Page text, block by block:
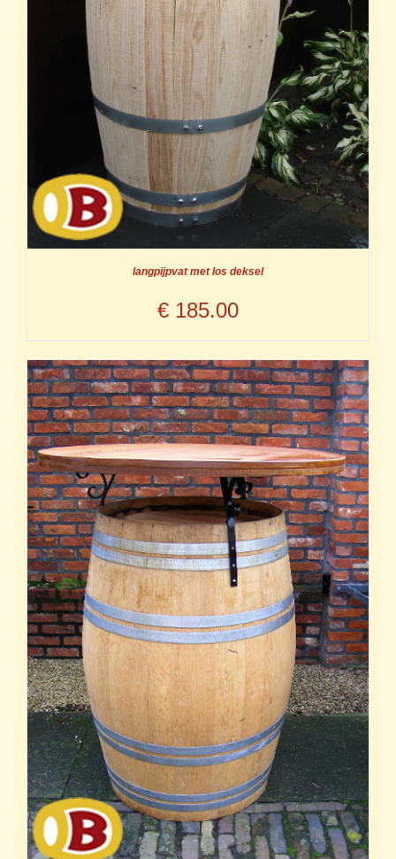
langpijpvat met los deksel
€ 185.00